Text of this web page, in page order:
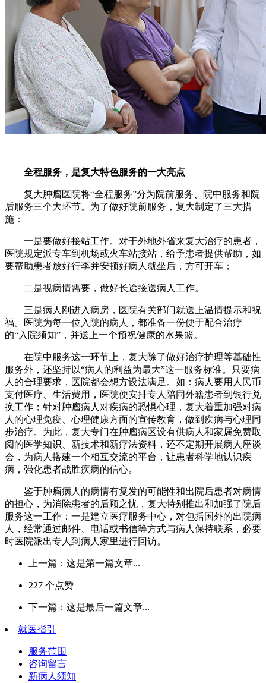
全程服务，是复大特色服务的一大亮点
复大肿瘤医院将“全程服务”分为院前服务、院中服务和院
后服务三个大环节。为了做好院前服务，复大制定了三大措
施：
一是要做好接站工作。对于外地外省来复大治疗的患者，
医院规定派专车到机场或火车站接站，给予患者提供帮助，如
要帮助患者放好行李并安顿好病人就坐后，方可开车；
二是视病情需要，做好长途接送病人工作。
三是病人刚进入病房，医院有关部门就送上温情提示和祝
福。医院为每一位入院的病人，都准备一份便于配合治疗
的“入院须知”，并送上一个预祝健康的水果篮。
在院中服务这一环节上，复大除了做好治疗护理等基础性
服务外，还坚持以“病人的利益为最大”这一服务标准。只要病
人的合理要求，医院都会想方设法满足。如：病人要用人民币
支付医疗、生活费用，医院便安排专人陪同外籍患者到银行兑
换工作；针对肿瘤病人对疾病的恐惧心理，复大着重加强对病
人的心理免疫、心理健康方面的宣传教育，做到疾病与心理同
步治疗。为此，复大专门在肿瘤病区设有供病人和家属免费取
阅的医学知识、新技术和新疗法资料，还不定期开展病人座谈
会，为病人搭建一个相互交流的平台，让患者科学地认识疾
病，强化患者战胜疾病的信心。
鉴于肿瘤病人的病情有复发的可能性和出院后患者对病情
的担心，为消除患者的后顾之忧，复大特别推出和加强了院后
服务这一工作：一是建立医疗服务中心，对包括国外的出院病
人，经常通过邮件、电话或书信等方式与病人保持联系，必要
时医院派出专人到病人家里进行回访。
上一篇：这是第一篇文章...
227 个点赞
下一篇：这是最后一篇文章...
就医指引
服务范围
咨询留言
新病人须知